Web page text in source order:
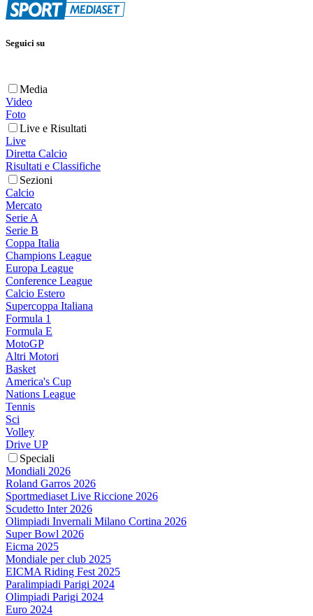
Seguici su
Media
Video
Foto
Live e Risultati
Live
Diretta Calcio
Risultati e Classifiche
Sezioni
Calcio
Mercato
Serie A
Serie B
Coppa Italia
Champions League
Europa League
Conference League
Calcio Estero
Supercoppa Italiana
Formula 1
Formula E
MotoGP
Altri Motori
Basket
America's Cup
Nations League
Tennis
Sci
Volley
Drive UP
Speciali
Mondiali 2026
Roland Garros 2026
Sportmediaset Live Riccione 2026
Scudetto Inter 2026
Olimpiadi Invernali Milano Cortina 2026
Super Bowl 2026
Eicma 2025
Mondiale per club 2025
EICMA Riding Fest 2025
Paralimpiadi Parigi 2024
Olimpiadi Parigi 2024
Euro 2024